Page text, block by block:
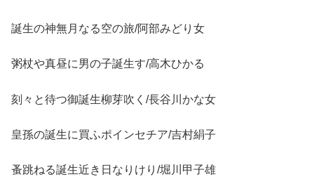
誕生の神無月なる空の旅/阿部みどり女
粥杖や真昼に男の子誕生す/高木ひかる
刻々と待つ御誕生柳芽吹く/長谷川かな女
皇孫の誕生に買ふポインセチア/吉村絹子
蚤跳ねる誕生近き日なりけり/堀川甲子雄